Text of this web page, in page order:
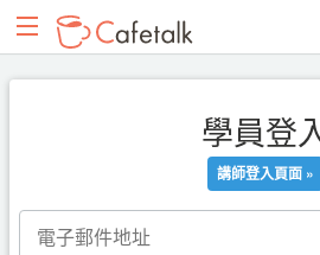
學員登
講師登入頁面 »